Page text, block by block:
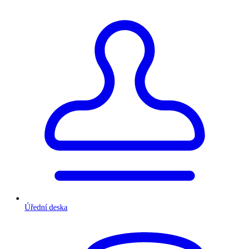
Úřední deska